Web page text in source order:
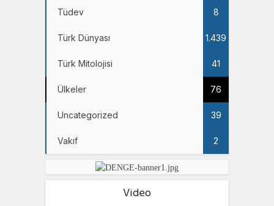
Tüdev 8
Türk Dünyası 1.439
Türk Mitolojisi 41
Ülkeler 76
Uncategorized 39
Vakıf 2
Video